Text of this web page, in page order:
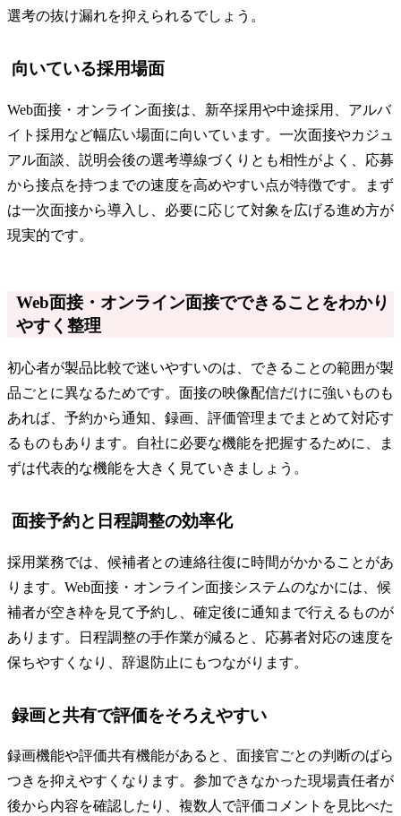
選考の抜け漏れを抑えられるでしょう。
向いている採用場面
Web面接・オンライン面接は、新卒採用や中途採用、アルバ
イト採用など幅広い場面に向いています。一次面接やカジュ
アル面談、説明会後の選考導線づくりとも相性がよく、応募
から接点を持つまでの速度を高めやすい点が特徴です。まず
は一次面接から導入し、必要に応じて対象を広げる進め方が
現実的です。
Web面接・オンライン面接でできることをわかり
やすく整理
初心者が製品比較で迷いやすいのは、できることの範囲が製
品ごとに異なるためです。面接の映像配信だけに強いものも
あれば、予約から通知、録画、評価管理までまとめて対応す
るものもあります。自社に必要な機能を把握するために、ま
ずは代表的な機能を大きく見ていきましょう。
面接予約と日程調整の効率化
採用業務では、候補者との連絡往復に時間がかかることがあ
ります。Web面接・オンライン面接システムのなかには、候
補者が空き枠を見て予約し、確定後に通知まで行えるものが
あります。日程調整の手作業が減ると、応募者対応の速度を
保ちやすくなり、辞退防止にもつながります。
録画と共有で評価をそろえやすい
録画機能や評価共有機能があると、面接官ごとの判断のばら
つきを抑えやすくなります。参加できなかった現場責任者が
後から内容を確認したり、複数人で評価コメントを見比べた